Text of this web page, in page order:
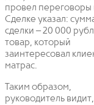
провел переговоры
Сделке указал:
сделки – 20 000
товар, который
заинтересовал
матрас.
Таким образом,
руководитель